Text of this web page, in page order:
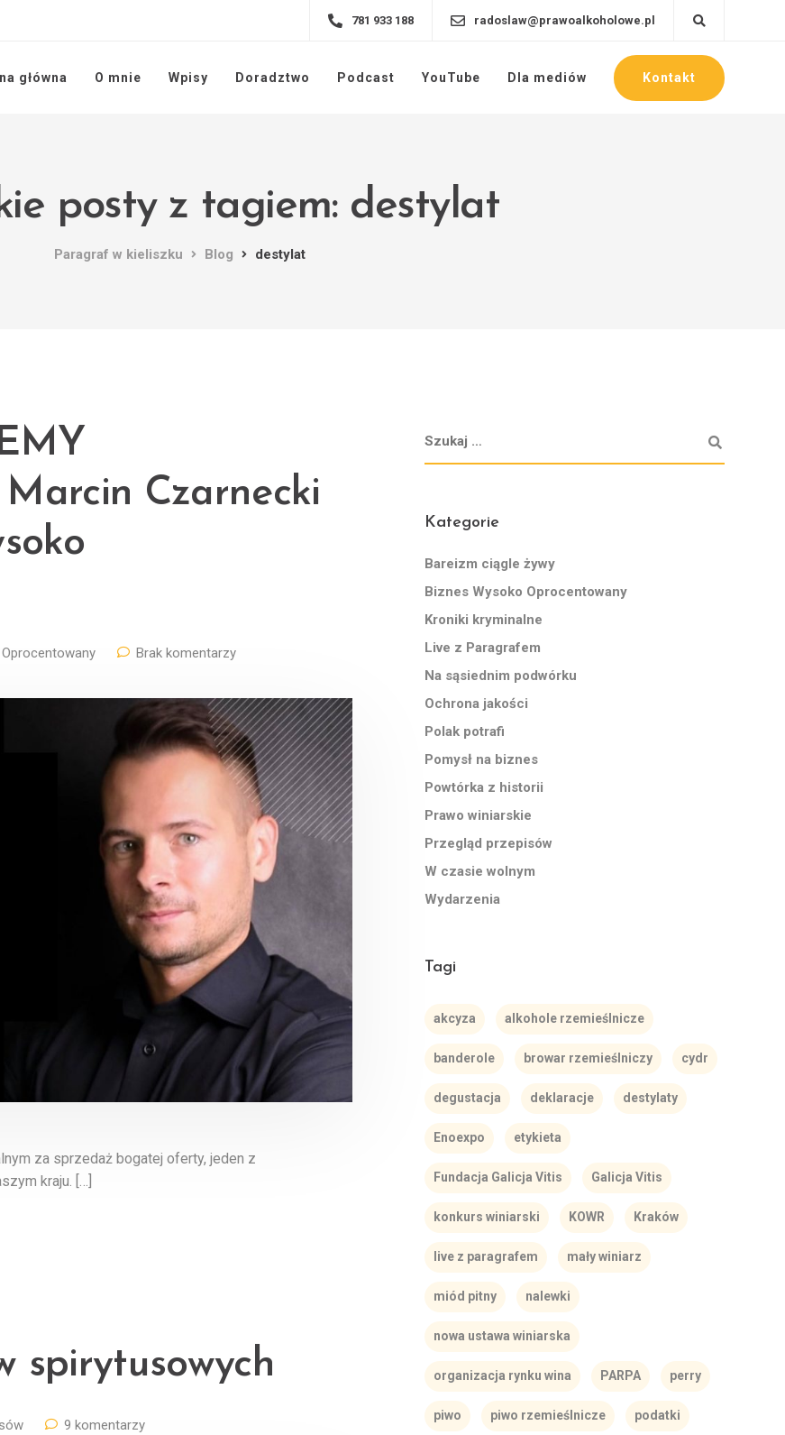
781 933 188 radoslaw@prawoalkoholowe.pl
główna O mnie Wpisy Doradztwo Podcast YouTube Dla mediów Kontakt
posty z tagiem: destylat
Paragraf w kieliszku Blog destylat
Czarnecki
Brak komentarzy
za sprzedaż bogatej oferty, jeden z
kraju. […]
spirytusowych
9 komentarzy
Kategorie
Bareizm ciągle żywy
Biznes Wysoko Oprocentowany
Kroniki kryminalne
Live z Paragrafem
Na sąsiednim podwórku
Ochrona jakości
Polak potrafi
Pomysł na biznes
Powtórka z historii
Prawo winiarskie
Przegląd przepisów
W czasie wolnym
Wydarzenia
Tagi
akcyza alkohole rzemieślnicze
banderole browar rzemieślniczy cydr
degustacja deklaracje destylaty
Enoexpo etykieta
Fundacja Galicja Vitis Galicja Vitis
konkurs winiarski KOWR Kraków
live z paragrafem mały winiarz
miód pitny nalewki
nowa ustawa winiarska
organizacja rynku wina PARPA perry
piwo piwo rzemieślnicze podatki